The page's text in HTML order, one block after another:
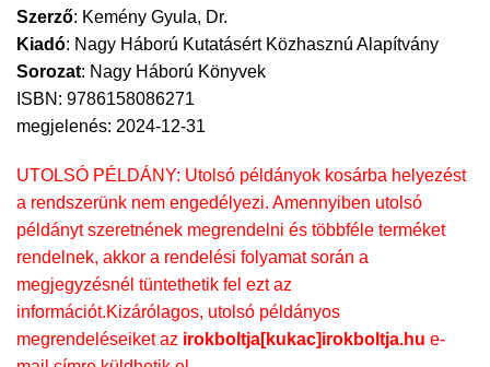
Szerző: Kemény Gyula, Dr.
Kiadó: Nagy Háború Kutatásért Közhasznú Alapítvány
Sorozat: Nagy Háború Könyvek
ISBN: 9786158086271
megjelenés: 2024-12-31
UTOLSÓ PÉLDÁNY: Utolsó példányok kosárba helyezést
a rendszerünk nem engedélyezi. Amennyiben utolsó
példányt szeretnének megrendelni és többféle terméket
rendelnek, akkor a rendelési folyamat során a
megjegyzésnél tüntethetik fel ezt az
információt.Kizárólagos, utolsó példányos
megrendeléseiket az irokboltja[kukac]irokboltja.hu e-